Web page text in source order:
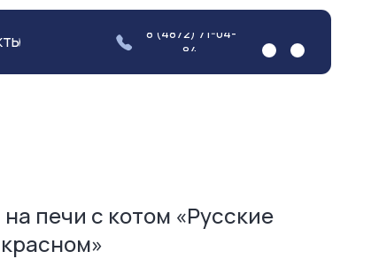
печи с котом «Русские